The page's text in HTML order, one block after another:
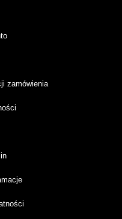
zamówienia